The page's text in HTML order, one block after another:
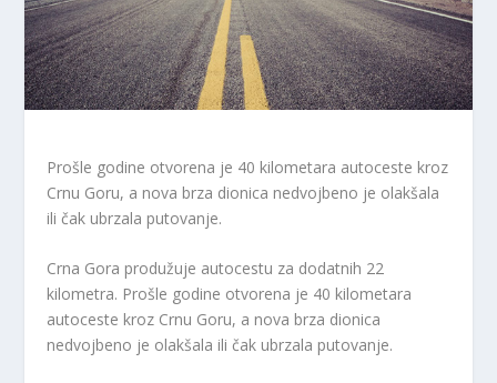
Prošle godine otvorena je 40 kilometara autoceste kroz
Crnu Goru, a nova brza dionica nedvojbeno je olakšala
ili čak ubrzala putovanje.
Crna Gora produžuje autocestu za dodatnih 22
kilometra. Prošle godine otvorena je 40 kilometara
autoceste kroz Crnu Goru, a nova brza dionica
nedvojbeno je olakšala ili čak ubrzala putovanje.